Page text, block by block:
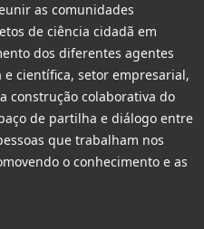
as comunidades
de ciência cidadã em
dos diferentes agentes
científica, setor empresarial,
construção colaborativa do
de partilha e diálogo entre
que trabalham nos
o conhecimento e as